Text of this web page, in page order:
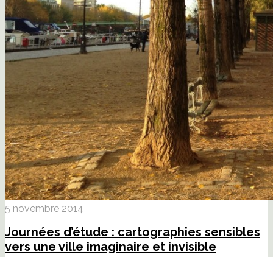
5 novembre 2014
Journées d’étude : cartographies sensibles
vers une ville imaginaire et invisible